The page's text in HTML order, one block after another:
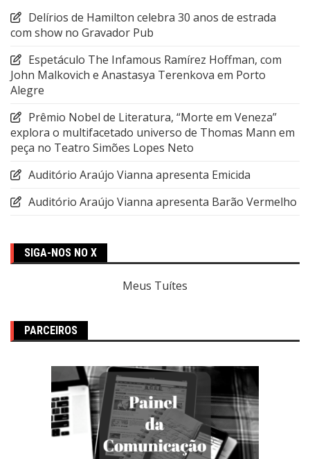
Delírios de Hamilton celebra 30 anos de estrada
com show no Gravador Pub
Espetáculo The Infamous Ramírez Hoffman, com
John Malkovich e Anastasya Terenkova em Porto
Alegre
Prêmio Nobel de Literatura, “Morte em Veneza”
explora o multifacetado universo de Thomas Mann em
peça no Teatro Simões Lopes Neto
Auditório Araújo Vianna apresenta Emicida
Auditório Araújo Vianna apresenta Barão Vermelho
SIGA-NOS NO X
Meus Tuítes
PARCEIROS